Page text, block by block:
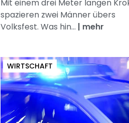
Mit einem drei Meter langen
spazieren zwei Männer übers
Volksfest. Was hin... | mehr
WIRTSCHAFT